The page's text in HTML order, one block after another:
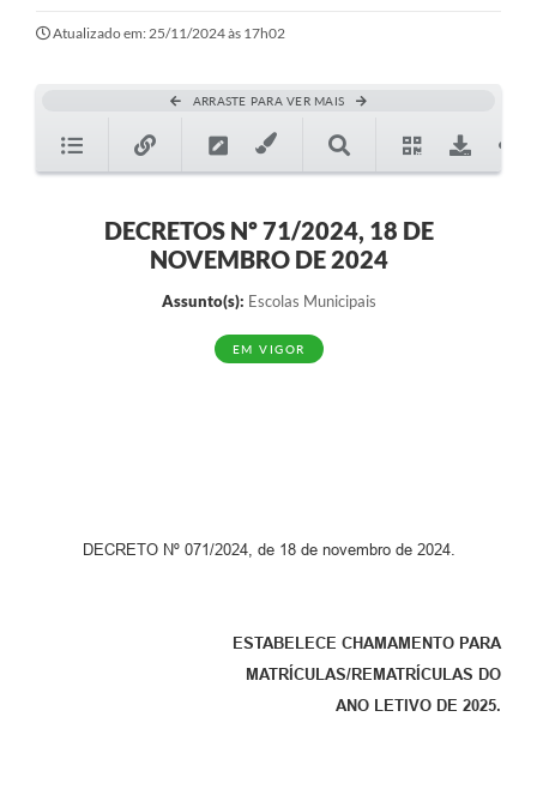
Atualizado em: 25/11/2024 às 17h02
ARRASTE PARA VER MAIS
DECRETOS Nº 71/2024, 18 DE
NOVEMBRO DE 2024
Assunto(s): Escolas Municipais
EM VIGOR
DECRETO Nº 071/2024, de 18 de novembro de 2024.
ESTABELECE CHAMAMENTO PARA
MATRÍCULAS/REMATRÍCULAS DO
ANO LETIVO DE 2025.